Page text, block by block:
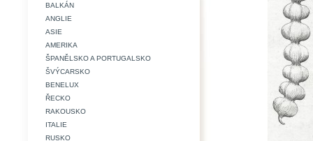
BALKÁN
ANGLIE
ASIE
AMERIKA
ŠPANĚLSKO A PORTUGALSKO
ŠVÝCARSKO
BENELUX
ŘECKO
RAKOUSKO
ITALIE
RUSKO